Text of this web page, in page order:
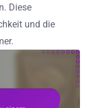
Diese
und die